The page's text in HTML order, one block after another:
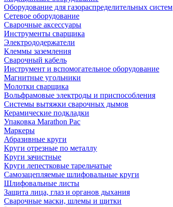
Оборудование для газораспределительных систем
Сетевое оборудование
Сварочные аксессуары
Инструменты сварщика
Электрододержатели
Клеммы заземления
Сварочный кабель
Инструмент и вспомогательное оборудование
Магнитные угольники
Молотки сварщика
Вольфрамовые электроды и приспособления
Системы вытяжки сварочных дымов
Керамические подкладки
Упаковка Marathon Pac
Маркеры
Абразивные круги
Круги отрезные по металлу
Круги зачистные
Круги лепестковые тарельчатые
Самозацепляемые шлифовальные круги
Шлифовальные листы
Защита лица, глаз и органов дыхания
Сварочные маски, шлемы и щитки